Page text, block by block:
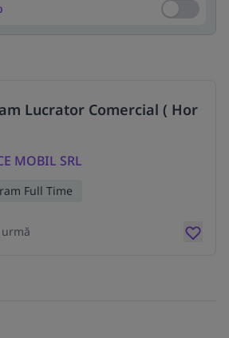
Salveaza
Lucrator Comercial ( Hor
MOBIL SRL
Full Time